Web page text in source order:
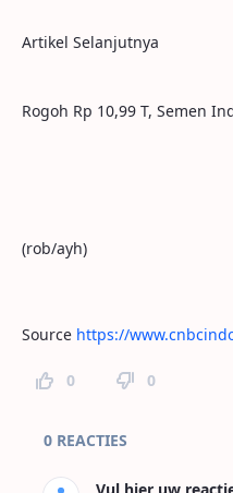
Artikel Selanjutnya
Rogoh Rp 10,99 T, Semen
(rob/ayh)
Source https://
0 0
Paginareacties
0 REACTIES